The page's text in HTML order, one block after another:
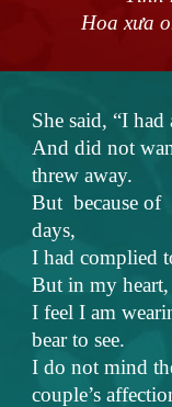
Hoa xưa
She said, “I
And did not
threw away.
But because of
days,
I had complied
But in my heart,
I feel I am
bear to see.
I do not mind
couple’s